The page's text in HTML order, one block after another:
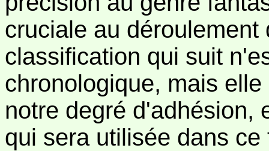
cruciale au déroulement
classification qui suit
chronologique, mais
notre degré d'adhésion,
qui sera utilisée dans ce